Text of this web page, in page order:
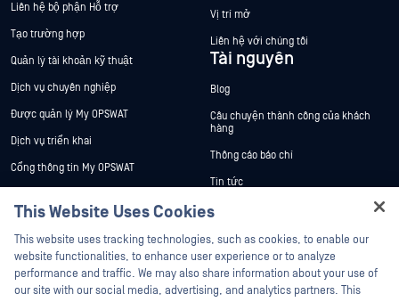
Liên hệ bộ phận Hỗ trợ
Tạo trường hợp
Quản lý tài khoản kỹ thuật
Dịch vụ chuyên nghiệp
Được quản lý My OPSWAT
Dịch vụ triển khai
Cổng thông tin My OPSWAT
Đào tạo
Chương trình Xử lý Lỗ hổng Bảo mật
Đối tác
Chứng nhận
Vị trí mở
Liên hệ với chúng tôi
Tài nguyên
Blog
Câu chuyện thành công của khách
hàng
Thông cáo báo chí
Tin tức
Sự kiện
Hội thảo trên trực tuyến
Datasheets
White Papers
This Website Uses Cookies
This website uses tracking technologies, such as cookies, to enable our
website functionalities, to enhance user experience or to analyze
performance and traffic. We may also share information about your use of
our site with our social media, advertising, and analytics partners. This
Hey there!
I'm Ozzy, your OPSWAT virtual assistant.
How can I help you secure what's critical
today?